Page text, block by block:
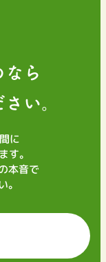
なら
い。
に
す。
本音で
。